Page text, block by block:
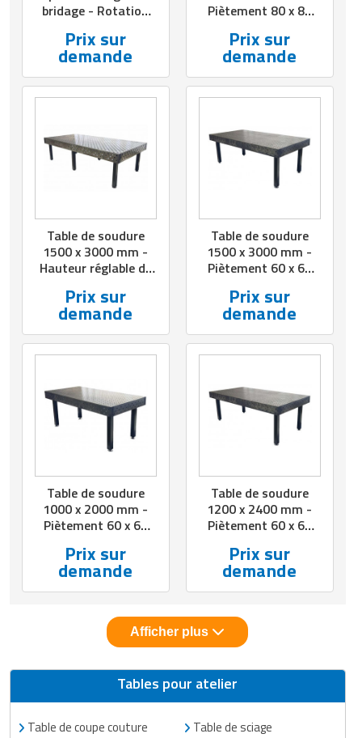
Tables pour atelier
Table de coupe couture Table de sciage
bridage - Rotation
horizontale
Prix sur
demande
Piètement 80 x 80
Prix sur
demande
Table de soudure
1500 x 3000 mm -
Hauteur réglable de
Prix sur
demande
Table de soudure
1500 x 3000 mm -
Piètement 60 x 60
Prix sur
demande
Table de soudure
1000 x 2000 mm -
Piètement 60 x 60
Prix sur
demande
Table de soudure
1200 x 2400 mm -
Piètement 60 x 60
Prix sur
demande
Afficher plus